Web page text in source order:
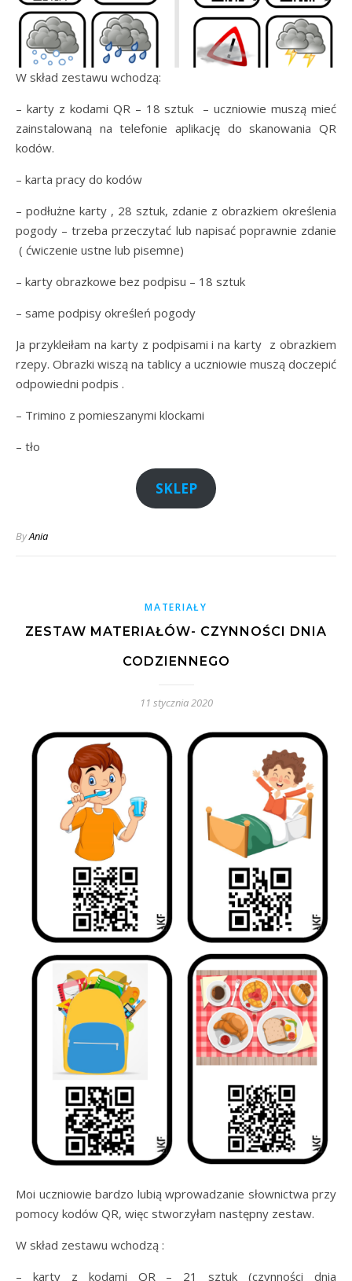
W skład zestawu wchodzą:
– karty z kodami QR – 18 sztuk – uczniowie muszą mieć
zainstalowaną na telefonie aplikację do skanowania QR
kodów.
– karta pracy do kodów
– podłużne karty , 28 sztuk, zdanie z obrazkiem określenia
pogody – trzeba przeczytać lub napisać poprawnie zdanie
( ćwiczenie ustne lub pisemne)
– karty obrazkowe bez podpisu – 18 sztuk
– same podpisy określeń pogody
Ja przykleiłam na karty z podpisami i na karty z obrazkiem
rzepy. Obrazki wiszą na tablicy a uczniowie muszą doczepić
odpowiedni podpis .
– Trimino z pomieszanymi klockami
– tło
SKLEP
ByAnia
MATERIAŁY
ZESTAW MATERIAŁÓW- CZYNNOŚCI DNIA
CODZIENNEGO
11 stycznia 2020
Moi uczniowie bardzo lubią wprowadzanie słownictwa przy
pomocy kodów QR, więc stworzyłam następny zestaw.
W skład zestawu wchodzą :
– karty z kodami QR – 21 sztuk (czynności dnia